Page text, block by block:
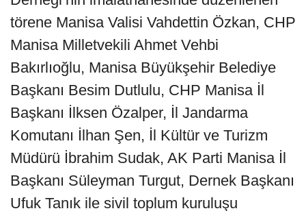
törene Manisa Valisi Vahdettin Özkan, CHP
Manisa Milletvekili Ahmet Vehbi
Bakırlıoğlu, Manisa Büyükşehir Belediye
Başkanı Besim Dutlulu, CHP Manisa İl
Başkanı İlksen Özalper, İl Jandarma
Komutanı İlhan Şen, İl Kültür ve Turizm
Müdürü İbrahim Sudak, AK Parti Manisa İl
Başkanı Süleyman Turgut, Dernek Başkanı
Ufuk Tanık ile sivil toplum kuruluşu